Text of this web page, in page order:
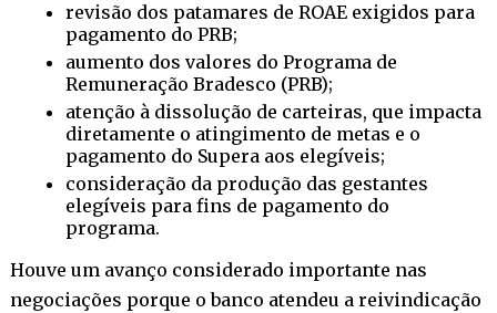
revisão dos patamares de ROAE exigidos para
pagamento do PRB;
aumento dos valores do Programa de
Remuneração Bradesco (PRB);
atenção à dissolução de carteiras, que impacta
diretamente o atingimento de metas e o
pagamento do Supera aos elegíveis;
consideração da produção das gestantes
elegíveis para fins de pagamento do
programa.
Houve um avanço considerado importante nas
negociações porque o banco atendeu a reivindicação